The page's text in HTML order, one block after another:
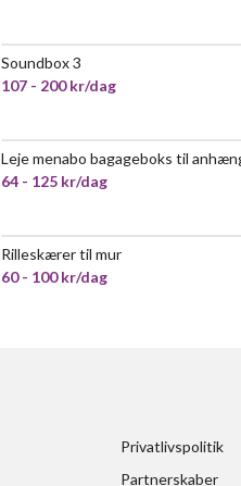
Soundbox 3
107 - 200 kr/dag
Leje menabo bagageboks til
64 - 125 kr/dag
Rilleskærer til mur
60 - 100 kr/dag
Privatlivspolitik
Partnerskaber